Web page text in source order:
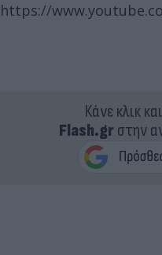
https://
Κάνε κλικ
Flash.grστην